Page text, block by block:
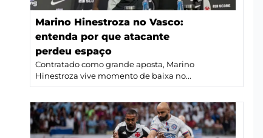
Marino Hinestroza no Vasco:
entenda por que atacante
perdeu espaço
Contratado como grande aposta, Marino
Hinestroza vive momento de baixa no...